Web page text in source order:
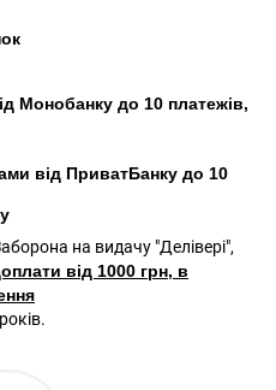
до 10 платежів,
ПриватБанку до 10
на видачу "Делівері",
від 1000 грн, в